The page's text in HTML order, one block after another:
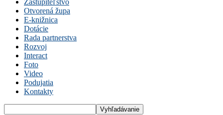
Zastupiteľstvo
Otvorená župa
E-knižnica
Dotácie
Rada partnerstva
Rozvoj
Interact
Foto
Video
Podujatia
Kontakty